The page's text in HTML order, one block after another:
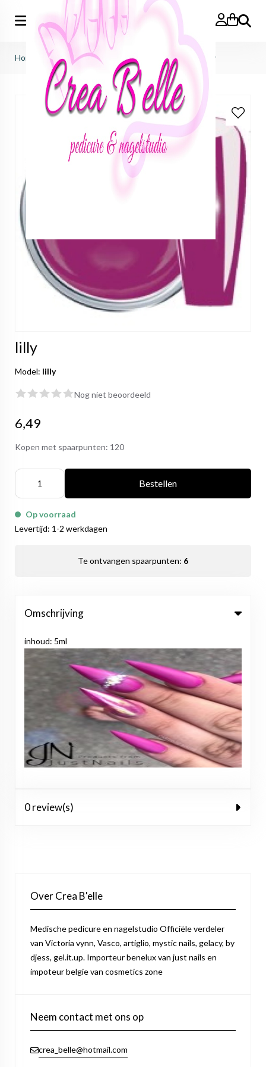
Zoeken
Home just nails (importeur benelux) colorgels >lilly
lilly
Model: lilly
Nog niet beoordeeld
6,49
Kopen met spaarpunten: 120
Bestellen
Op voorraad
Levertijd: 1-2 werkdagen
Te ontvangen spaarpunten: 6
Omschrijving
inhoud: 5ml
0 review(s)
Over Crea B'elle
Medische pedicure en nagelstudio Officiële verdeler
van Victoria vynn, Vasco, artiglio, mystic nails, gelacy, by
djess, gel.it.up. Importeur benelux van just nails en
impoteur belgie van cosmetics zone
Neem contact met ons op
crea_belle@hotmail.com